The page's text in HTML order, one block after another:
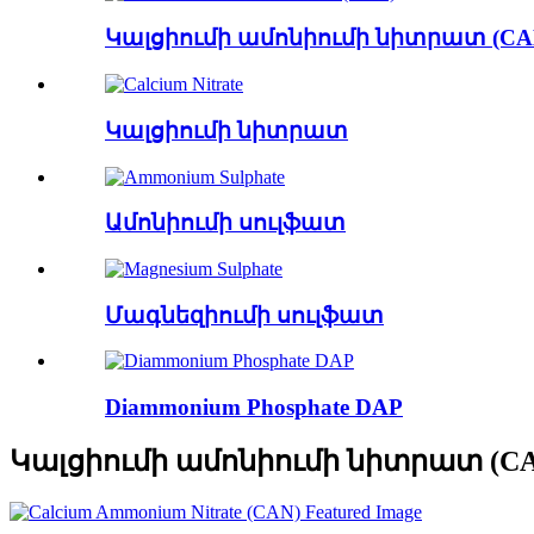
Կալցիումի ամոնիումի նիտրատ
Կալցիումի նիտրատ
Ամոնիումի սուլֆատ
Մագնեզիումի սուլֆատ
Diammonium Phosphate DAP
Կալցիումի ամոնիումի նիտրատ